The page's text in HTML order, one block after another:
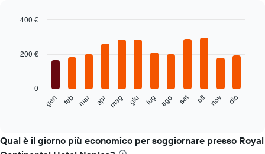
with
seguente
il
prezzo
gen feb mar apr mag giu lug ago set ott nov dic
0
200 €
400 €
Qual è il giorno più economico per soggiornare presso Royal